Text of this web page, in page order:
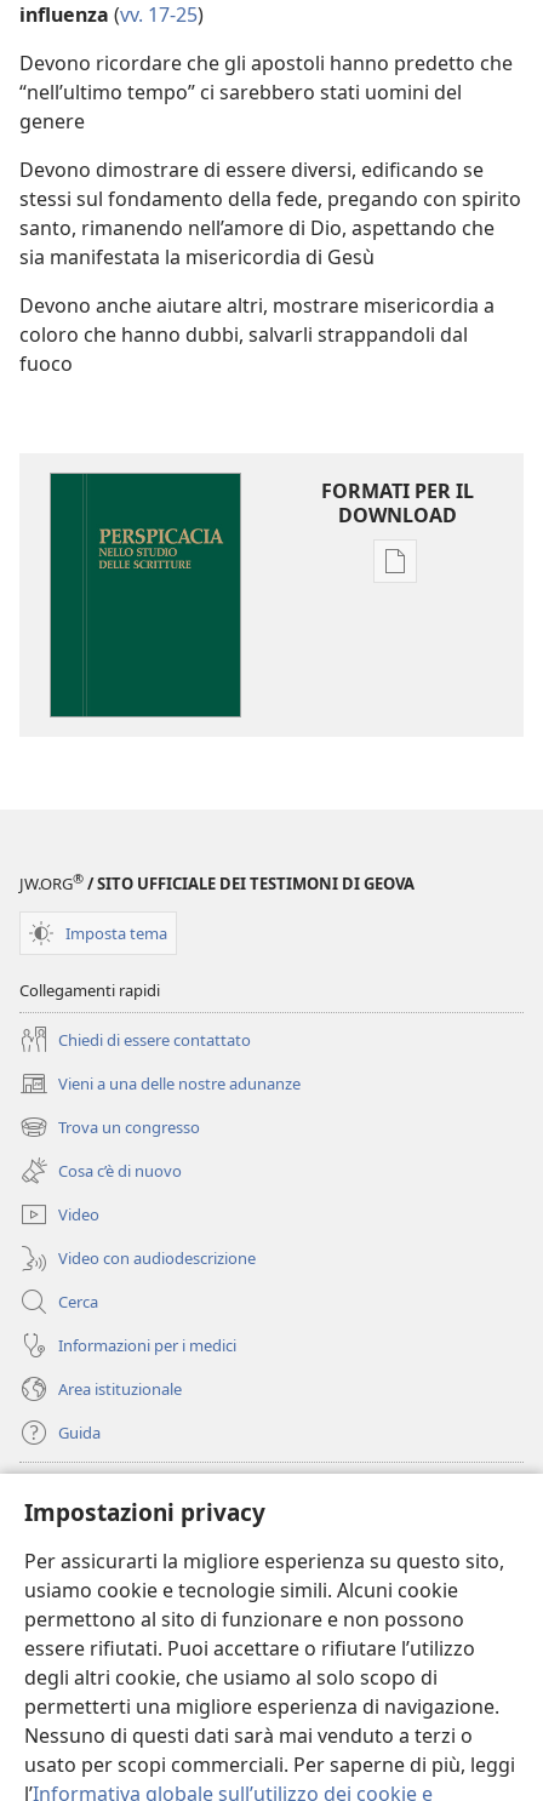
Impostazioni privacy
Per assicurarti la migliore esperienza su questo sito,
usiamo cookie e tecnologie simili. Alcuni cookie
permettono al sito di funzionare e non possono
essere rifiutati. Puoi accettare o rifiutare l’utilizzo
degli altri cookie, che usiamo al solo scopo di
permetterti una migliore esperienza di navigazione.
Nessuno di questi dati sarà mai venduto a terzi o
usato per scopi commerciali. Per saperne di più, leggi
l’Informativa globale sull’utilizzo dei cookie e
influenza (vv. 17-25)
Devono ricordare che gli apostoli hanno predetto che
“nell’ultimo tempo” ci sarebbero stati uomini del
genere
Devono dimostrare di essere diversi, edificando se
stessi sul fondamento della fede, pregando con spirito
santo, rimanendo nell’amore di Dio, aspettando che
sia manifestata la misericordia di Gesù
Devono anche aiutare altri, mostrare misericordia a
coloro che hanno dubbi, salvarli strappandoli dal
fuoco
FORMATI PER IL
DOWNLOAD
Opzioni
JW.ORG® / SITO UFFICIALE DEI TESTIMONI DI GEOVA
Imposta tema
Collegamenti rapidi
Chiedi di essere contattato
Vieni a una delle nostre adunanze
(apre
una
nuova
finestra)
Trova un congresso
(apre
una
nuova
finestra)
Cosa c’è di nuovo
Video
Video con audiodescrizione
Cerca
Informazioni per i medici
Area istituzionale
Guida
(apre
una
nuova
finestra)
BIBLIOTECA ONLINE Watchtower
(apre
una
nuova
finestra)
JW Hub
(apre
una
nuova
finestra)
JW Library
Watchtower Library®